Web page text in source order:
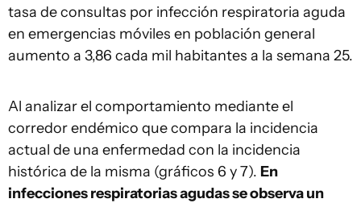
tasa de consultas por infección respiratoria aguda
en emergencias móviles en población general
aumento a 3,86 cada mil habitantes a la semana 25.
Al analizar el comportamiento mediante el
corredor endémico que compara la incidencia
actual de una enfermedad con la incidencia
histórica de la misma (gráficos 6 y 7). En
infecciones respiratorias agudas se observa un